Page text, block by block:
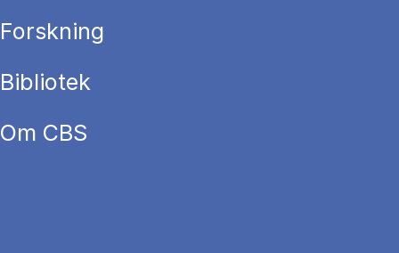
Forskning
Bibliotek
Om CBS